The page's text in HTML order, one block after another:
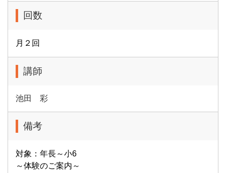
回数
月２回
講師
池田 彩
備考
対象：年長～小6
～体験のご案内～